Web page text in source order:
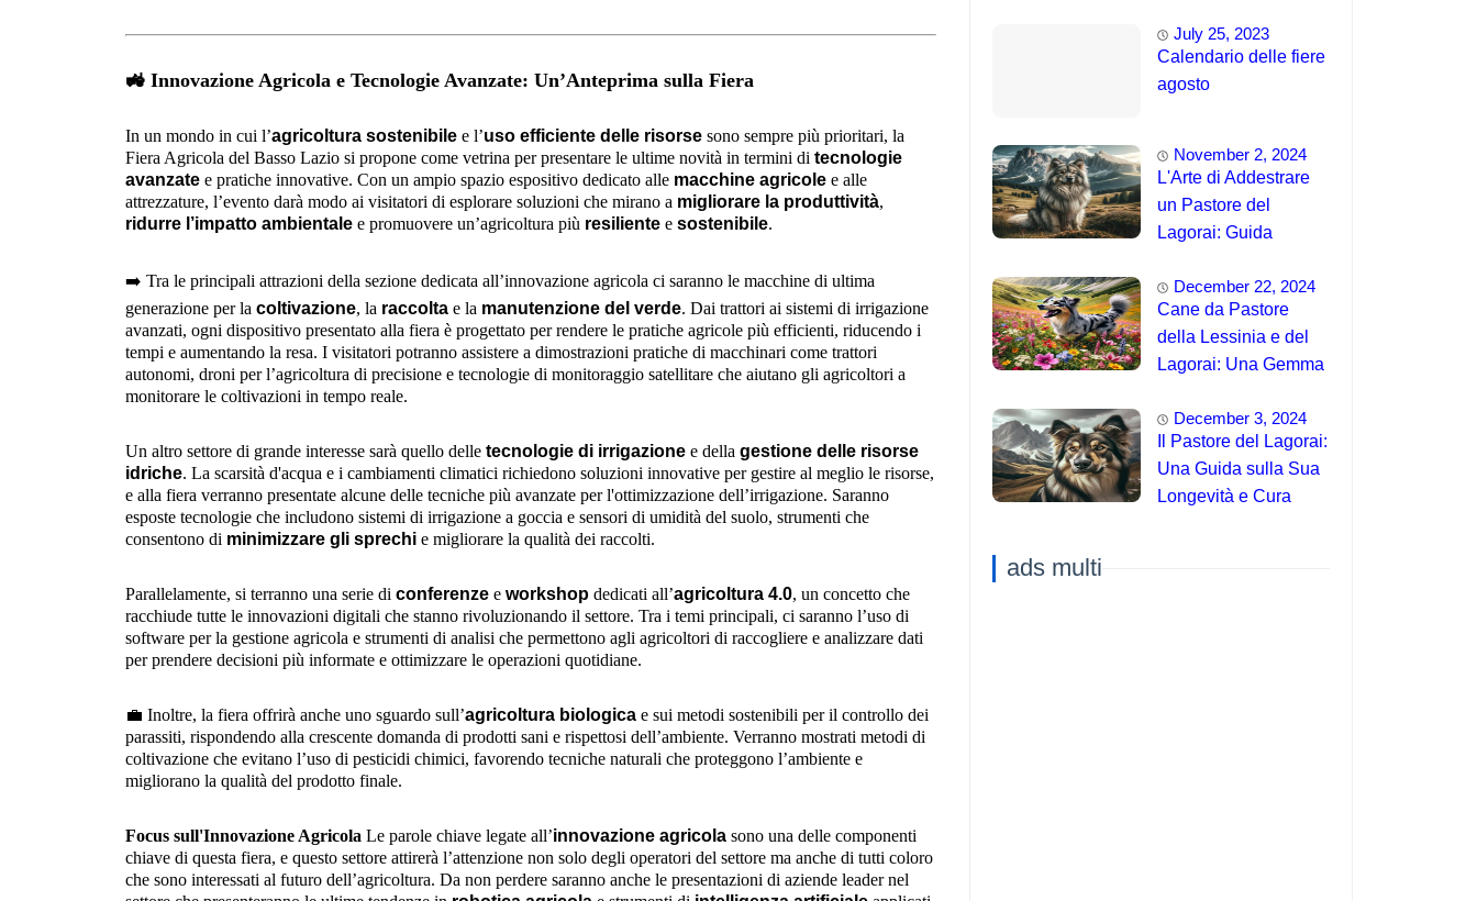
🚜Innovazione Agricola e Tecnologie Avanzate: Un’Anteprima sulla Fiera
In un mondo in cui l’agricoltura sostenibilee l’uso efficiente delle risorsesono sempre più prioritari, la
Fiera Agricola del Basso Lazio si propone come vetrina per presentare le ultime novità in termini di tecnologie
avanzatee pratiche innovative. Con un ampio spazio espositivo dedicato alle macchine agricolee alle
attrezzature, l’evento darà modo ai visitatori di esplorare soluzioni che mirano a migliorare la produttività,
ridurre l’impatto ambientalee promuovere un’agricoltura più resilientee sostenibile.
➡️ Tra le principali attrazioni della sezione dedicata all’innovazione agricola ci saranno le macchine di ultima
generazione per la coltivazione, la raccoltae la manutenzione del verde. Dai trattori ai sistemi di irrigazione
avanzati, ogni dispositivo presentato alla fiera è progettato per rendere le pratiche agricole più efficienti, riducendo i
tempi e aumentando la resa. I visitatori potranno assistere a dimostrazioni pratiche di macchinari come trattori
autonomi, droni per l’agricoltura di precisione e tecnologie di monitoraggio satellitare che aiutano gli agricoltori a
monitorare le coltivazioni in tempo reale.
Un altro settore di grande interesse sarà quello delle tecnologie di irrigazionee della gestione delle risorse
idriche. La scarsità d'acqua e i cambiamenti climatici richiedono soluzioni innovative per gestire al meglio le risorse,
e alla fiera verranno presentate alcune delle tecniche più avanzate per l'ottimizzazione dell’irrigazione. Saranno
esposte tecnologie che includono sistemi di irrigazione a goccia e sensori di umidità del suolo, strumenti che
consentono di minimizzare gli sprechie migliorare la qualità dei raccolti.
Parallelamente, si terranno una serie di conferenzee workshopdedicati all’agricoltura 4.0, un concetto che
racchiude tutte le innovazioni digitali che stanno rivoluzionando il settore. Tra i temi principali, ci saranno l’uso di
software per la gestione agricola e strumenti di analisi che permettono agli agricoltori di raccogliere e analizzare dati
per prendere decisioni più informate e ottimizzare le operazioni quotidiane.
💼 Inoltre, la fiera offrirà anche uno sguardo sull’agricoltura biologicae sui metodi sostenibili per il controllo dei
parassiti, rispondendo alla crescente domanda di prodotti sani e rispettosi dell’ambiente. Verranno mostrati metodi di
coltivazione che evitano l’uso di pesticidi chimici, favorendo tecniche naturali che proteggono l’ambiente e
migliorano la qualità del prodotto finale.
Focus sull'Innovazione Agricola Le parole chiave legate all’innovazione agricolasono una delle componenti
chiave di questa fiera, e questo settore attirerà l’attenzione non solo degli operatori del settore ma anche di tutti coloro
che sono interessati al futuro dell’agricoltura. Da non perdere saranno anche le presentazioni di aziende leader nel
July 25, 2023
Calendario delle fiere
agosto
November 2, 2024
L'Arte di Addestrare
un Pastore del
Lagorai: Guida
Principianti
December 22, 2024
Cane da Pastore
della Lessinia e del
Lagorai: Una Gemma
December 3, 2024
Il Pastore del Lagorai:
Una Guida sulla Sua
Longevità e Cura
ads multi